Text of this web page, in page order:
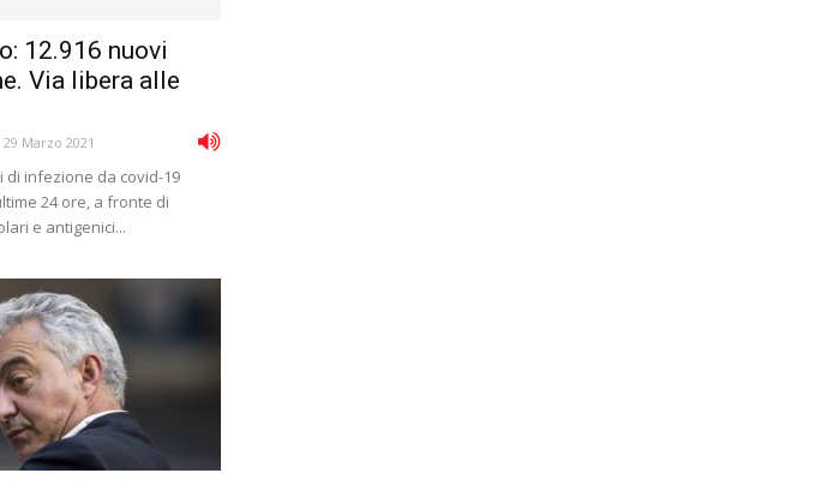
12.916 nuovi
Via libera alle
29 Marzo 2021
di infezione da covid-19
24 ore, a fronte di
e antigenici...